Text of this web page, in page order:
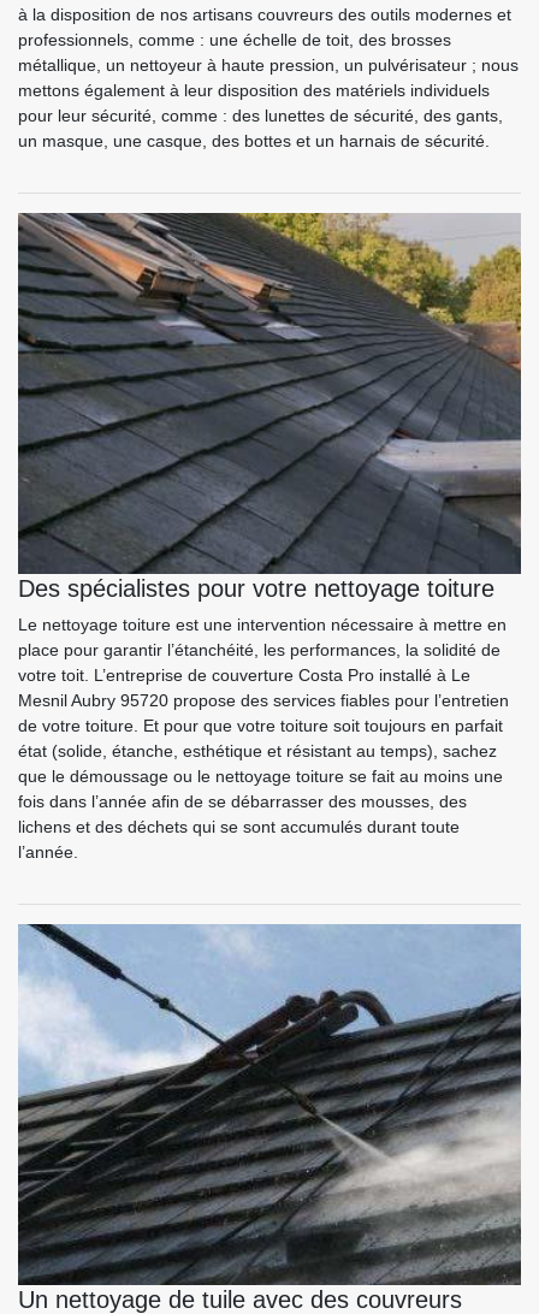
à la disposition de nos artisans couvreurs des outils modernes et
professionnels, comme : une échelle de toit, des brosses
métallique, un nettoyeur à haute pression, un pulvérisateur ; nous
mettons également à leur disposition des matériels individuels
pour leur sécurité, comme : des lunettes de sécurité, des gants,
un masque, une casque, des bottes et un harnais de sécurité.
Des spécialistes pour votre nettoyage toiture
Le nettoyage toiture est une intervention nécessaire à mettre en
place pour garantir l’étanchéité, les performances, la solidité de
votre toit. L’entreprise de couverture Costa Pro installé à Le
Mesnil Aubry 95720 propose des services fiables pour l’entretien
de votre toiture. Et pour que votre toiture soit toujours en parfait
état (solide, étanche, esthétique et résistant au temps), sachez
que le démoussage ou le nettoyage toiture se fait au moins une
fois dans l’année afin de se débarrasser des mousses, des
lichens et des déchets qui se sont accumulés durant toute
l’année.
Un nettoyage de tuile avec des couvreurs